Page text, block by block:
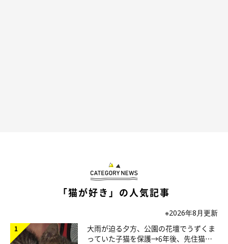
「猫が好き」の人気記事
※2026年8月更新
大雨が迫る夕方、公園の花壇でうずくま
っていた子猫を保護→6年後、先住猫